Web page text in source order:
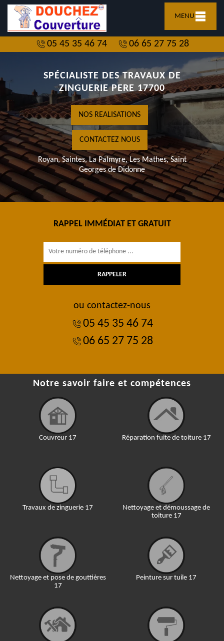
MENU
05 45 35 46 74 06 65 27 75 28
SPÉCIALISTE DES TRAVAUX DE
ZINGUERIE PERE 17700
NOS REALISATIONS
CONTACTEZ NOUS
Royan, Saintes, La Palmyre, Les Mathes, Saint
Georges de Didonne
RAPPEL IMMÉDIAT ET GRATUIT
ou contactez-nous
05 45 35 46 74
06 65 27 75 28
Notre savoir faire et compétences
Couvreur 17
Travaux de zinguerie 17
Nettoyage et pose de gouttières
17
Réparation fuite de toiture 17
Nettoyage et démoussage de
toiture 17
Peinture sur tuile 17